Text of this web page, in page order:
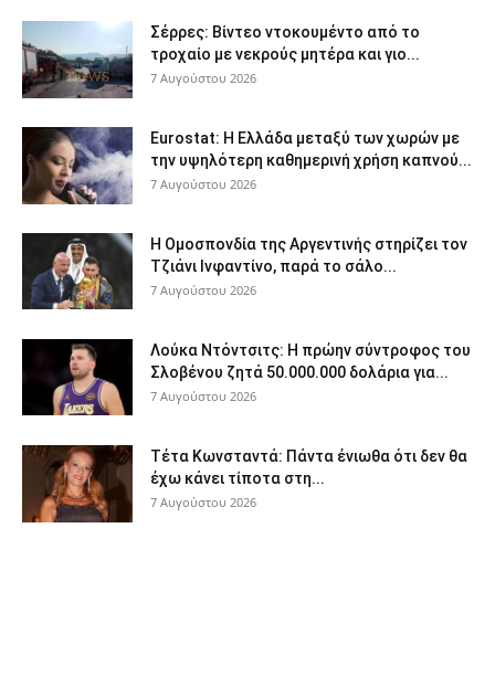
Σέρρες: Βίντεο ντοκουμέντο από το
τροχαίο με νεκρούς μητέρα και γιο...
7 Αυγούστου 2026
Eurostat: Η Ελλάδα μεταξύ των χωρών με
την υψηλότερη καθημερινή χρήση καπνού...
7 Αυγούστου 2026
Η Ομοσπονδία της Αργεντινής στηρίζει τον
Τζιάνι Ινφαντίνο, παρά το σάλο...
7 Αυγούστου 2026
Λούκα Ντόντσιτς: Η πρώην σύντροφος του
Σλοβένου ζητά 50.000.000 δολάρια για...
7 Αυγούστου 2026
Τέτα Κωνσταντά: Πάντα ένιωθα ότι δεν θα
έχω κάνει τίποτα στη...
7 Αυγούστου 2026